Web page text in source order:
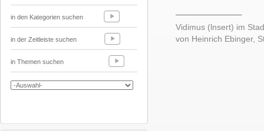
in den Kategorien suchen
in der Zeitleiste suchen
in Themen suchen
Vidimus (lnsert) im
von Heinrich Ebinger,